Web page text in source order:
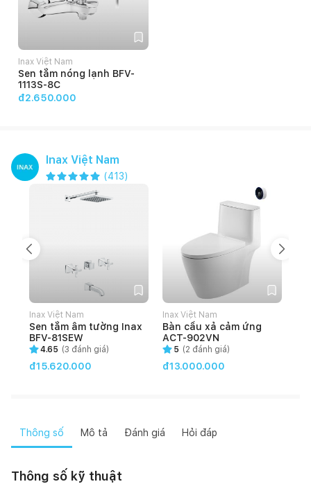
Inax Việt Nam
Sen tắm nóng lạnh BFV-
1113S-8C
đ2.650.000
Inax Việt Nam
(413)
Inax Việt Nam
Sen tắm âm tường Inax
BFV-81SEW
4.65 (3 đánh giá)
đ15.620.000
Inax Việt Nam
Bàn cầu xả cảm ứng
ACT-902VN
5 (2 đánh giá)
đ13.000.000
Thông số Mô tả Đánh giá Hỏi đáp
Thông số kỹ thuật